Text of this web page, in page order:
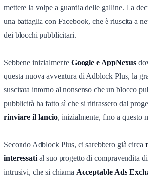
mettere la volpe a guardia delle galline. La
una battaglia con Facebook, che è riuscita a
dei blocchi pubblicitari.
Sebbene inizialmente Google e AppNexus
questa nuova avventura di Adblock Plus, la
suscitata intorno al nonsenso che un blocco
pubblicità ha fatto sì che si ritirassero dal
rinviare il lancio, inizialmente, fino a questo
Secondo Adblock Plus, ci sarebbero già circa
interessati al suo progetto di compravendita
intrusivi, che si chiama Acceptable Ads